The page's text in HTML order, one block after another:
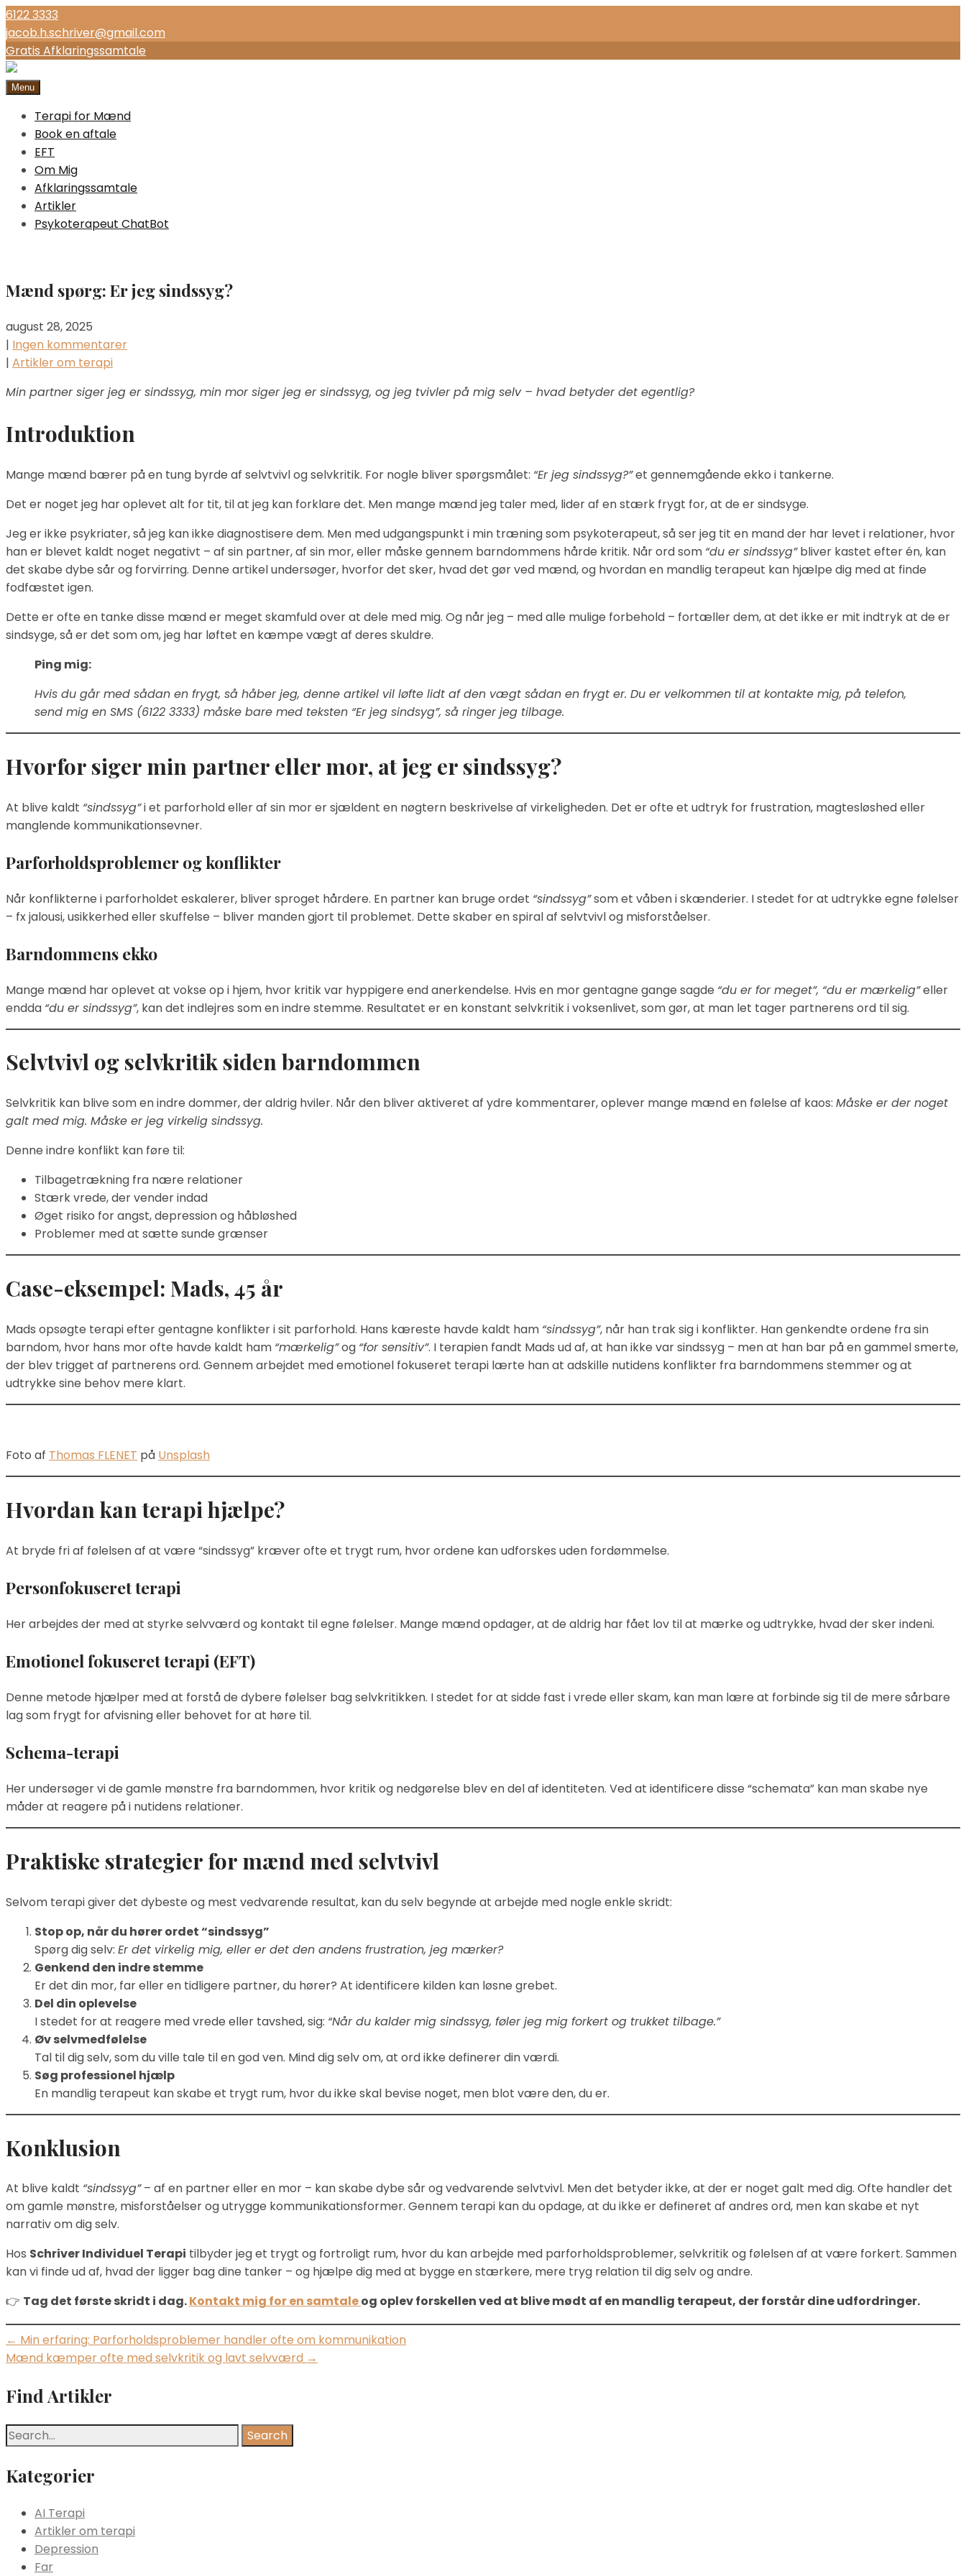
6122 3333
jacob.h.schriver@gmail.com
Gratis Afklaringssamtale
Menu
Terapi for Mænd
Book en aftale
EFT
Om Mig
Afklaringssamtale
Artikler
Psykoterapeut ChatBot
Mænd spørg: Er jeg sindssyg?
august 28, 2025
| Ingen kommentarer
| Artikler om terapi
Min partner siger jeg er sindssyg, min mor siger jeg er sindssyg, og jeg tvivler på mig selv – hvad betyder det egentlig?
Introduktion
Mange mænd bærer på en tung byrde af selvtvivl og selvkritik. For nogle bliver spørgsmålet: “Er jeg sindssyg?”et gennemgående ekko i tankerne.
Det er noget jeg har oplevet alt for tit, til at jeg kan forklare det. Men mange mænd jeg taler med, lider af en stærk frygt for, at de er sindsyge.
Jeg er ikke psykriater, så jeg kan ikke diagnostisere dem. Men med udgangspunkt i min træning som psykoterapeut, så ser jeg tit en mand der har levet i relationer, hvor
han er blevet kaldt noget negativt – af sin partner, af sin mor, eller måske gennem barndommens hårde kritik. Når ord som “du er sindssyg”bliver kastet efter én, kan
det skabe dybe sår og forvirring. Denne artikel undersøger, hvorfor det sker, hvad det gør ved mænd, og hvordan en mandlig terapeut kan hjælpe dig med at finde
fodfæstet igen.
Dette er ofte en tanke disse mænd er meget skamfuld over at dele med mig. Og når jeg – med alle mulige forbehold – fortæller dem, at det ikke er mit indtryk at de er
sindsyge, så er det som om, jeg har løftet en kæmpe vægt af deres skuldre.
Ping mig:
Hvis du går med sådan en frygt, så håber jeg, denne artikel vil løfte lidt af den vægt sådan en frygt er. Du er velkommen til at kontakte mig, på telefon,
send mig en SMS (6122 3333) måske bare med teksten “Er jeg sindsyg”, så ringer jeg tilbage.
Hvorfor siger min partner eller mor, at jeg er sindssyg?
At blive kaldt “sindssyg”i et parforhold eller af sin mor er sjældent en nøgtern beskrivelse af virkeligheden. Det er ofte et udtryk for frustration, magtesløshed eller
manglende kommunikationsevner.
Parforholdsproblemer og konflikter
Når konflikterne i parforholdet eskalerer, bliver sproget hårdere. En partner kan bruge ordet “sindssyg”som et våben i skænderier. I stedet for at udtrykke egne følelser
– fx jalousi, usikkerhed eller skuffelse – bliver manden gjort til problemet. Dette skaber en spiral af selvtvivl og misforståelser.
Barndommens ekko
Mange mænd har oplevet at vokse op i hjem, hvor kritik var hyppigere end anerkendelse. Hvis en mor gentagne gange sagde “du er for meget”, “du er mærkelig”eller
endda “du er sindssyg”, kan det indlejres som en indre stemme. Resultatet er en konstant selvkritik i voksenlivet, som gør, at man let tager partnerens ord til sig.
Selvtvivl og selvkritik siden barndommen
Selvkritik kan blive som en indre dommer, der aldrig hviler. Når den bliver aktiveret af ydre kommentarer, oplever mange mænd en følelse af kaos: Måske er der noget
galt med mig. Måske er jeg virkelig sindssyg.
Denne indre konflikt kan føre til:
Tilbagetrækning fra nære relationer
Stærk vrede, der vender indad
Øget risiko for angst, depression og håbløshed
Problemer med at sætte sunde grænser
Case-eksempel: Mads, 45 år
Mads opsøgte terapi efter gentagne konflikter i sit parforhold. Hans kæreste havde kaldt ham “sindssyg”, når han trak sig i konflikter. Han genkendte ordene fra sin
barndom, hvor hans mor ofte havde kaldt ham “mærkelig”og “for sensitiv”. I terapien fandt Mads ud af, at han ikke var sindssyg – men at han bar på en gammel smerte,
der blev trigget af partnerens ord. Gennem arbejdet med emotionel fokuseret terapi lærte han at adskille nutidens konflikter fra barndommens stemmer og at
udtrykke sine behov mere klart.
Foto af Thomas FLENET på Unsplash
Hvordan kan terapi hjælpe?
At bryde fri af følelsen af at være “sindssyg” kræver ofte et trygt rum, hvor ordene kan udforskes uden fordømmelse.
Personfokuseret terapi
Her arbejdes der med at styrke selvværd og kontakt til egne følelser. Mange mænd opdager, at de aldrig har fået lov til at mærke og udtrykke, hvad der sker indeni.
Emotionel fokuseret terapi (EFT)
Denne metode hjælper med at forstå de dybere følelser bag selvkritikken. I stedet for at sidde fast i vrede eller skam, kan man lære at forbinde sig til de mere sårbare
lag som frygt for afvisning eller behovet for at høre til.
Schema-terapi
Her undersøger vi de gamle mønstre fra barndommen, hvor kritik og nedgørelse blev en del af identiteten. Ved at identificere disse “schemata” kan man skabe nye
måder at reagere på i nutidens relationer.
Praktiske strategier for mænd med selvtvivl
Selvom terapi giver det dybeste og mest vedvarende resultat, kan du selv begynde at arbejde med nogle enkle skridt:
Stop op, når du hører ordet “sindssyg”
Spørg dig selv: Er det virkelig mig, eller er det den andens frustration, jeg mærker?
Genkend den indre stemme
Er det din mor, far eller en tidligere partner, du hører? At identificere kilden kan løsne grebet.
Del din oplevelse
I stedet for at reagere med vrede eller tavshed, sig: “Når du kalder mig sindssyg, føler jeg mig forkert og trukket tilbage.”
Øv selvmedfølelse
Tal til dig selv, som du ville tale til en god ven. Mind dig selv om, at ord ikke definerer din værdi.
Søg professionel hjælp
En mandlig terapeut kan skabe et trygt rum, hvor du ikke skal bevise noget, men blot være den, du er.
Konklusion
At blive kaldt “sindssyg”– af en partner eller en mor – kan skabe dybe sår og vedvarende selvtvivl. Men det betyder ikke, at der er noget galt med dig. Ofte handler det
om gamle mønstre, misforståelser og utrygge kommunikationsformer. Gennem terapi kan du opdage, at du ikke er defineret af andres ord, men kan skabe et nyt
narrativ om dig selv.
Hos Schriver Individuel Terapi tilbyder jeg et trygt og fortroligt rum, hvor du kan arbejde med parforholdsproblemer, selvkritik og følelsen af at være forkert. Sammen
kan vi finde ud af, hvad der ligger bag dine tanker – og hjælpe dig med at bygge en stærkere, mere tryg relation til dig selv og andre.
👉 Tag det første skridt i dag.Kontakt mig for en samtaleog oplev forskellen ved at blive mødt af en mandlig terapeut, der forstår dine udfordringer.
Post
navigation
← Min erfaring: Parforholdsproblemer handler ofte om kommunikation
Mænd kæmper ofte med selvkritik og lavt selvværd →
Find Artikler
Kategorier
AI Terapi
Artikler om terapi
Depression
Far